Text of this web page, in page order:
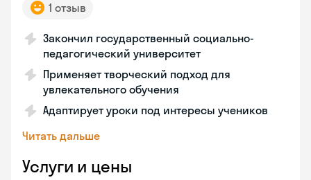
1 отзыв
Закончил государственный социально-
педагогический университет
Применяет творческий подход для
увлекательного обучения
Адаптирует уроки под интересы учеников
Читать дальше
Услуги и цены